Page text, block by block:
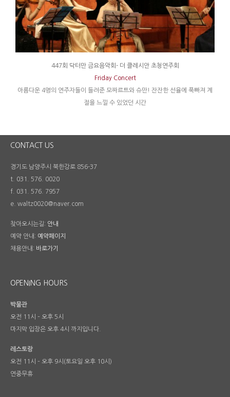
447회 닥터만 금요음악회- 더 클레시안 초청연주회
Friday Concert
아름다운 4명의 연주자들이 들려준 모짜르트와 슈만! 잔잔한 선율에 푹빠져 계
절을 느낄 수 있었던 시간
CONTACT US
경기도 남양주시 북한강로 856-37
t. 031. 576. 0020
f. 031. 576. 7957
e. waltz0020@naver.com
찾아오시는길: 안내
예약 안내: 예약페이지
채용안내: 바로가기
OPENING HOURS
박물관
오전 11시 – 오후 5시
마지막 입장은 오후 4시 까지입니다.
레스토랑
오전 11시 – 오후 9시(토요일 오후 10시)
연중무휴